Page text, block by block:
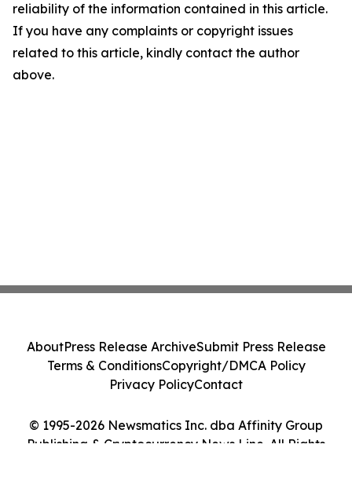
reliability of the information contained in this article.
If you have any complaints or copyright issues
related to this article, kindly contact the author
above.
© 1995-2026 Newsmatics Inc. dba Affinity Group
Publishing & Cryptocurrency News Line. All Rights
AboutPress Release ArchiveSubmit Press Release
Terms & ConditionsCopyright/DMCA Policy
Privacy PolicyContact